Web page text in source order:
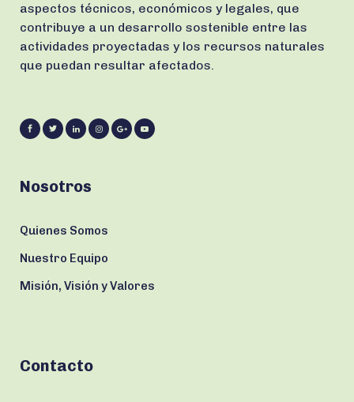
aspectos técnicos, económicos y legales, que
contribuye a un desarrollo sostenible entre las
actividades proyectadas y los recursos naturales
que puedan resultar afectados.
Nosotros
Quienes Somos
Nuestro Equipo
Misión, Visión y Valores
Contacto